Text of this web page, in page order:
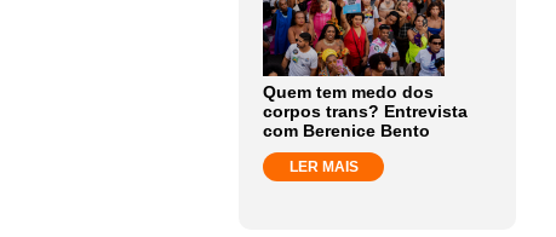
Quem tem medo dos
corpos trans? Entrevista
com Berenice Bento
LER MAIS